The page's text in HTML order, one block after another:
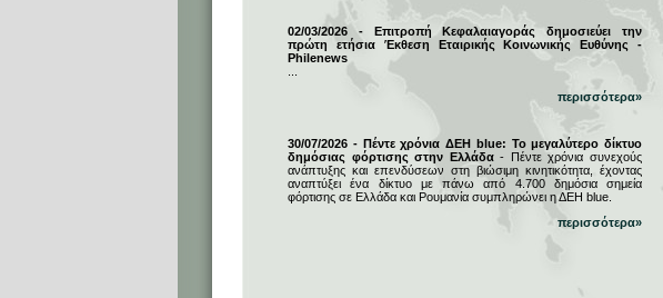
02/03/2026 - Επιτροπή Κεφαλαιαγοράς δημοσιεύει την
πρώτη ετήσια Έκθεση Εταιρικής Κοινωνικής Ευθύνης -
Philenews
περισσότερα»
30/07/2026 - Πέντε χρόνια ΔΕΗ blue: Το μεγαλύτερο δίκτυο
δημόσιας φόρτισης στην Ελλάδα- Πέντε χρόνια συνεχούς
ανάπτυξης και επενδύσεων στη βιώσιμη κινητικότητα, έχοντας
αναπτύξει ένα δίκτυο με πάνω από 4.700 δημόσια σημεία
φόρτισης σε Ελλάδα και Ρουμανία συμπληρώνει η ΔΕΗ blue.
περισσότερα»